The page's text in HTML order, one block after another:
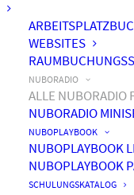
WEBSITES
NUBORADIO
ALLE NUBORADIO
NUBORADIO
NUBOPLAYBOOK
NUBOPLAYBOOK
NUBOPLAYBOOK
SCHULUNGSKATALOG
by